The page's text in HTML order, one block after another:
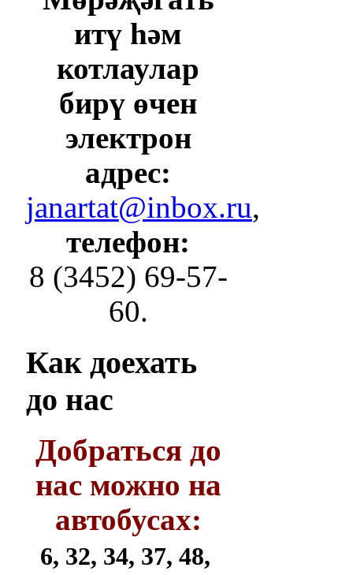
итү һәм
котлаулар
бирү өчен
электрон
адрес:
janartat@inbox.ru,
телефон:
8 (3452) 69-57-
60.
Как доехать
до нас
Добраться до
нас можно на
автобусах:
6, 32, 34, 37, 48,